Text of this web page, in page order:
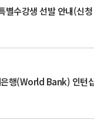
별수강생 선발 안내(신